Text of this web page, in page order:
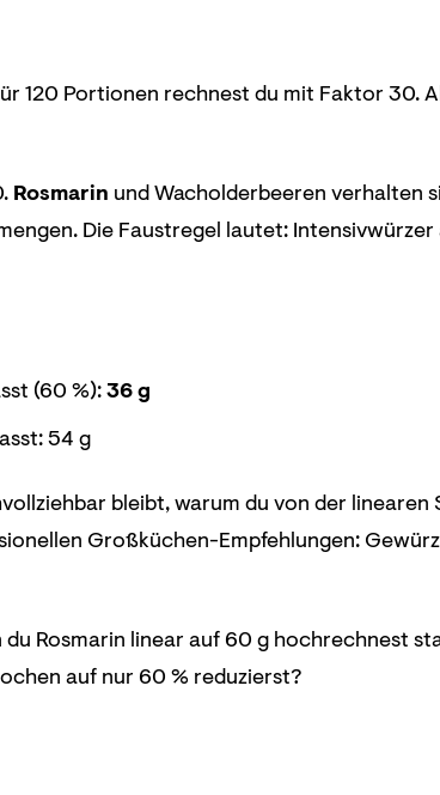
120 Portionen rechnest du mit Faktor 30.
Rosmarin und Wacholderbeeren verhalten
Die Faustregel lautet: Intensivwürzer
(60 %):36 g
54 g
bleibt, warum du von der linearen
Großküchen-Empfehlungen:
Rosmarin linear auf 60 g hochrechnest
auf nur 60 % reduzierst?